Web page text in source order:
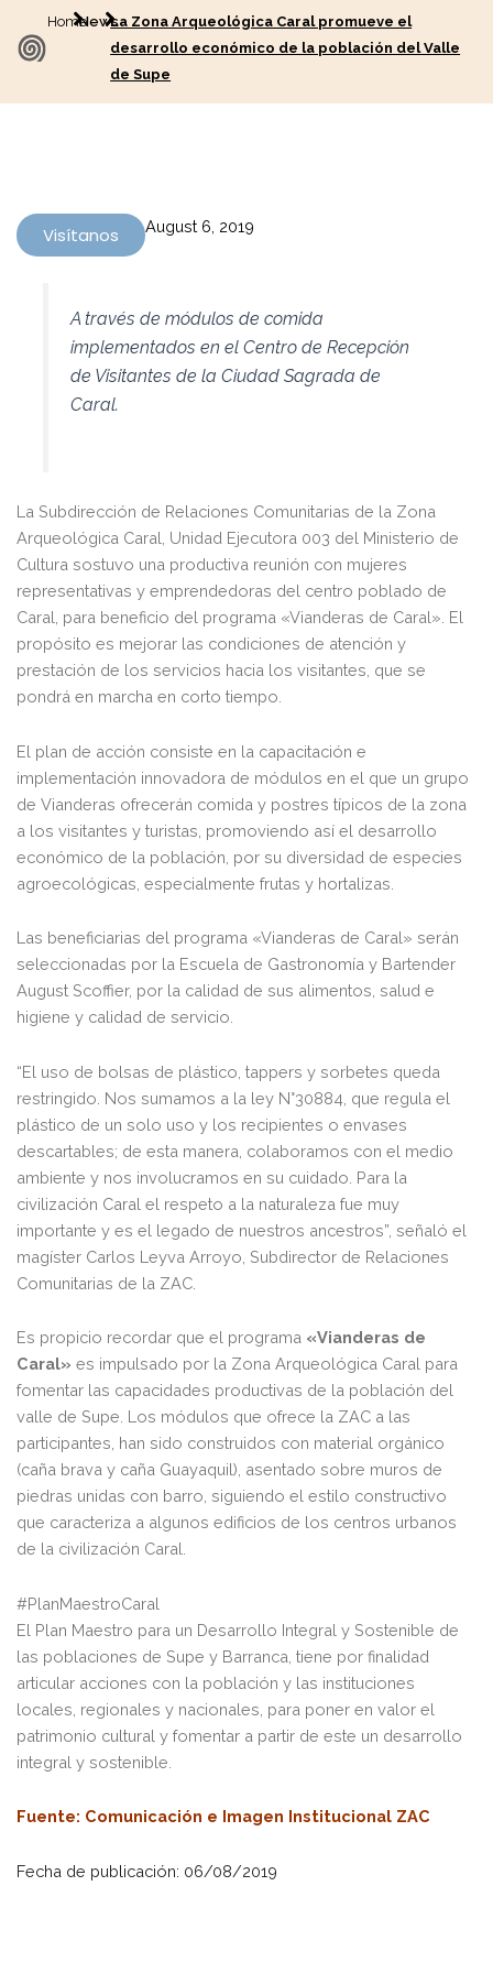
HomeNewsLa Zona Arqueológica Caral promueve el
desarrollo económico de la población del Valle
de Supe
Visítanos August 6, 2019
A través de módulos de comida
implementados en el Centro de Recepción
de Visitantes de la Ciudad Sagrada de
Caral.
La Subdirección de Relaciones Comunitarias de la Zona
Arqueológica Caral, Unidad Ejecutora 003 del Ministerio de
Cultura sostuvo una productiva reunión con mujeres
representativas y emprendedoras del centro poblado de
Caral, para beneficio del programa «Vianderas de Caral». El
propósito es mejorar las condiciones de atención y
prestación de los servicios hacia los visitantes, que se
pondrá en marcha en corto tiempo.
El plan de acción consiste en la capacitación e
implementación innovadora de módulos en el que un grupo
de Vianderas ofrecerán comida y postres típicos de la zona
a los visitantes y turistas, promoviendo así el desarrollo
económico de la población, por su diversidad de especies
agroecológicas, especialmente frutas y hortalizas.
Las beneficiarias del programa «Vianderas de Caral» serán
seleccionadas por la Escuela de Gastronomía y Bartender
August Scoffier, por la calidad de sus alimentos, salud e
higiene y calidad de servicio.
“El uso de bolsas de plástico, tappers y sorbetes queda
restringido. Nos sumamos a la ley N°30884, que regula el
plástico de un solo uso y los recipientes o envases
descartables; de esta manera, colaboramos con el medio
ambiente y nos involucramos en su cuidado. Para la
civilización Caral el respeto a la naturaleza fue muy
importante y es el legado de nuestros ancestros”, señaló el
magíster Carlos Leyva Arroyo, Subdirector de Relaciones
Comunitarias de la ZAC.
Es propicio recordar que el programa «Vianderas de
Caral» es impulsado por la Zona Arqueológica Caral para
fomentar las capacidades productivas de la población del
valle de Supe. Los módulos que ofrece la ZAC a las
participantes, han sido construidos con material orgánico
(caña brava y caña Guayaquil), asentado sobre muros de
piedras unidas con barro, siguiendo el estilo constructivo
que caracteriza a algunos edificios de los centros urbanos
de la civilización Caral.
#PlanMaestroCaral
El Plan Maestro para un Desarrollo Integral y Sostenible de
las poblaciones de Supe y Barranca, tiene por finalidad
articular acciones con la población y las instituciones
locales, regionales y nacionales, para poner en valor el
patrimonio cultural y fomentar a partir de este un desarrollo
integral y sostenible.
Fuente: Comunicación e Imagen Institucional ZAC
Fecha de publicación: 06/08/2019